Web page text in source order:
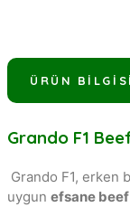
ÜRÜN BILGISI
Grando F1
Grando F1, erken
uygun efsane